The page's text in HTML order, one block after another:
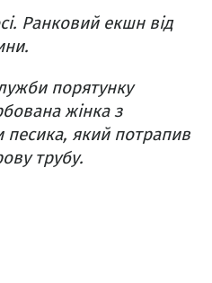
Ранковий екшн від
порятунку
жінка з
песика, який потрапив
трубу.